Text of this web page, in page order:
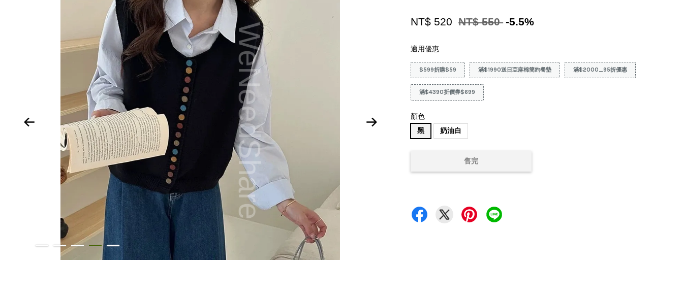
NT$ 520 NT$ 550 -5.5%
適用優惠
$599折購$59 滿$1990送日亞麻棉簡約餐墊 滿$2000_95折優惠
滿$4390折價券$699
顏色
黑
奶油白
售完